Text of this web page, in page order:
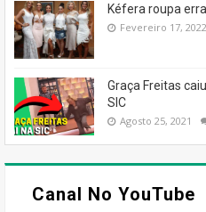
Kéfera roupa
Fevereiro 17, 2022
Graça Freitas
SIC
Agosto 25, 2021
Canal No YouTube